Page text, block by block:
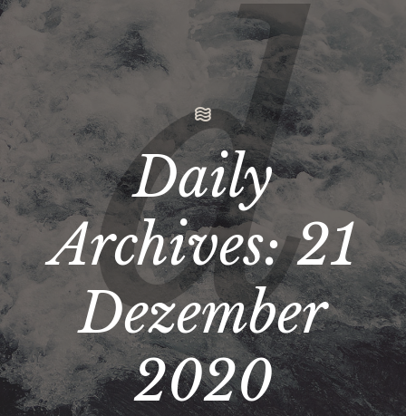
Daily
Archives:21
Dezember
2020